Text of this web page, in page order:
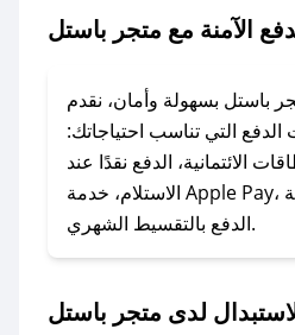
مع فريق دعم صحصح عبر
تويتر أو البريد الإلكتروني،
في أسرع وقت ممكن.
### ماذا أفعل إذا لم أجد كود خصم لمتجري
المفضل؟
على توفير الكوبونات في
الآمنة مع متجر باستل
باستل بسهولة وأمان، نقدم
التي تناسب احتياجاتك:
الائتمانية، الدفع نقدًا عند
الاستلام، خدمة Apple Pay، بالإضافة إلى إمكانية
الدفع بالتقسيط الشهري.
لدى متجر باستل